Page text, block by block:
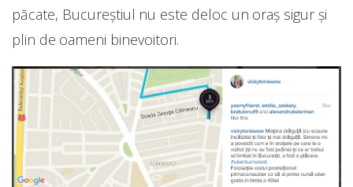
păcate, Bucureștiul nu este deloc un oraș sigur și
plin de oameni binevoitori.